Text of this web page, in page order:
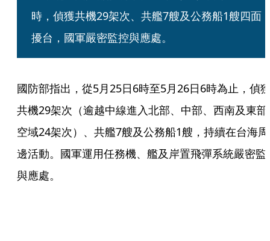
時，偵獲共機29架次、共艦7艘及公務船1艘四面
擾台，國軍嚴密監控與應處。
國防部指出，從5月25日6時至5月26日6時為止，偵
共機29架次（逾越中線進入北部、中部、西南及東部
空域24架次）、共艦7艘及公務船1艘，持續在台海周
邊活動。國軍運用任務機、艦及岸置飛彈系統嚴密監
與應處。